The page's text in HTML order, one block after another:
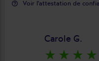
help_outline Voir l'attestation de
Carole G.
star_rate star_rate star_rate star_rate